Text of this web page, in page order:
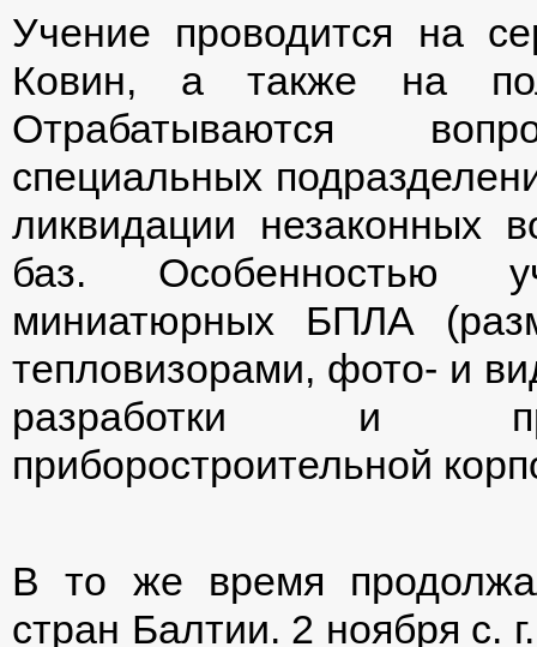
Учение проводится на
Ковин, а также на
Отрабатываются
специальных
ликвидации незаконных
баз. Особенностью
миниатюрных БПЛА
тепловизорами, фото- и
разработки и
приборостроительной
В то же время
стран Балтии. 2 ноября с.